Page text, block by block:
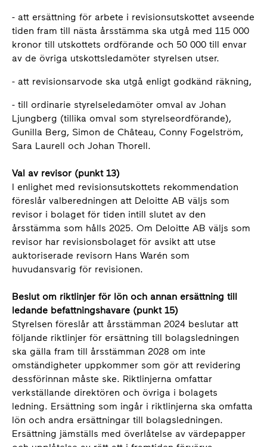
- att ersättning för arbete i revisionsutskottet avseende
tiden fram till nästa årsstämma ska utgå med 115 000
kronor till utskottets ordförande och 50 000 till envar
av de övriga utskottsledamöter styrelsen utser.
- att revisionsarvode ska utgå enligt godkänd räkning,
- till ordinarie styrelseledamöter omval av Johan
Ljungberg (tillika omval som styrelseordförande),
Gunilla Berg, Simon de Château, Conny Fogelström,
Sara Laurell och Johan Thorell.
Val av revisor (punkt 13)
I enlighet med revisionsutskottets rekommendation
föreslår valberedningen att Deloitte AB väljs som
revisor i bolaget för tiden intill slutet av den
årsstämma som hålls 2025. Om Deloitte AB väljs som
revisor har revisionsbolaget för avsikt att utse
auktoriserade revisorn Hans Warén som
huvudansvarig för revisionen.
Beslut om riktlinjer för lön och annan ersättning till
ledande befattningshavare (punkt 15)
Styrelsen föreslår att årsstämman 2024 beslutar att
följande riktlinjer för ersättning till bolagsledningen
ska gälla fram till årsstämman 2028 om inte
omständigheter uppkommer som gör att revidering
dessförinnan måste ske. Riktlinjerna omfattar
verkställande direktören och övriga i bolagets
ledning. Ersättning som ingår i riktlinjerna ska omfatta
lön och andra ersättningar till bolagsledningen.
Ersättning jämställs med överlåtelse av värdepapper